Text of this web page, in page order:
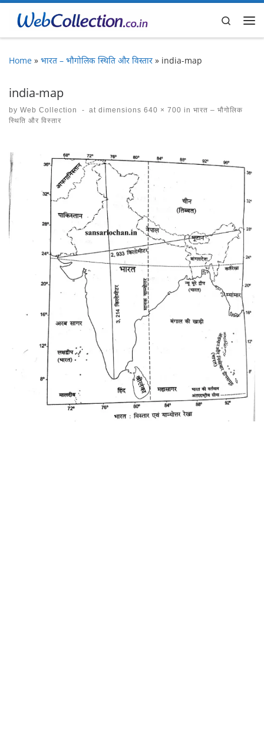
Skip to content
Search
Home » भारत – भौगोलिक स्थिति और विस्तार » india-map
india-map
by Web Collection - at dimensions 640 × 700 in भारत – भौगोलिक
स्थिति और विस्तार
Images navigation